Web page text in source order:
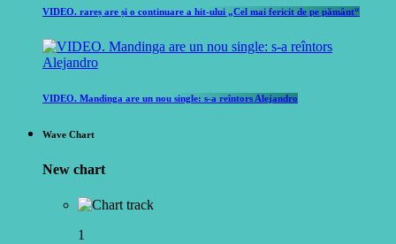
VIDEO. rareș are și o continuare a hit-ului „Cel mai fericit de pe pământ“
VIDEO. Mandinga are un nou single: s-a reîntors Alejandro
Wave Chart
New chart
1